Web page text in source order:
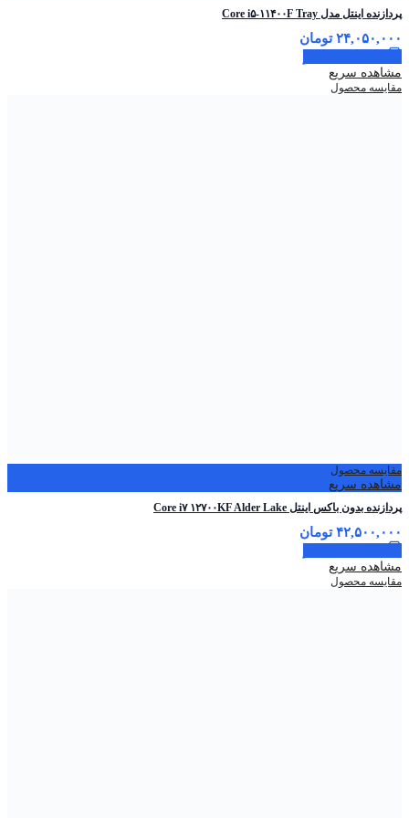
پردازنده اینتل مدل Core i۵-۱۱۴۰۰F Tray
۲۴,۰۵۰,۰۰۰ تومان
مشاهده سریع
مقایسه محصول
مقایسه محصول
مشاهده سریع
پردازنده بدون باکس اینتل Core i۷ ۱۲۷۰۰KF Alder Lake
۴۲,۵۰۰,۰۰۰ تومان
مشاهده سریع
مقایسه محصول